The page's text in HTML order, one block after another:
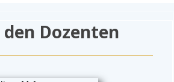
Dozenten